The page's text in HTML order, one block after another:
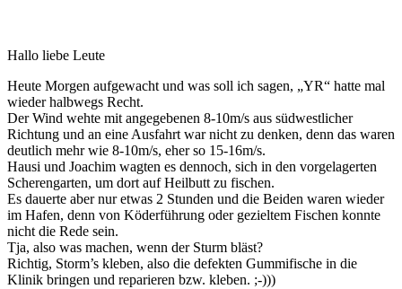
Hallo liebe Leute
Heute Morgen aufgewacht und was soll ich sagen, „YR“ hatte mal
wieder halbwegs Recht.
Der Wind wehte mit angegebenen 8-10m/s aus südwestlicher
Richtung und an eine Ausfahrt war nicht zu denken, denn das waren
deutlich mehr wie 8-10m/s, eher so 15-16m/s.
Hausi und Joachim wagten es dennoch, sich in den vorgelagerten
Scherengarten, um dort auf Heilbutt zu fischen.
Es dauerte aber nur etwas 2 Stunden und die Beiden waren wieder
im Hafen, denn von Köderführung oder gezieltem Fischen konnte
nicht die Rede sein.
Tja, also was machen, wenn der Sturm bläst?
Richtig, Storm’s kleben, also die defekten Gummifische in die
Klinik bringen und reparieren bzw. kleben. ;-)))